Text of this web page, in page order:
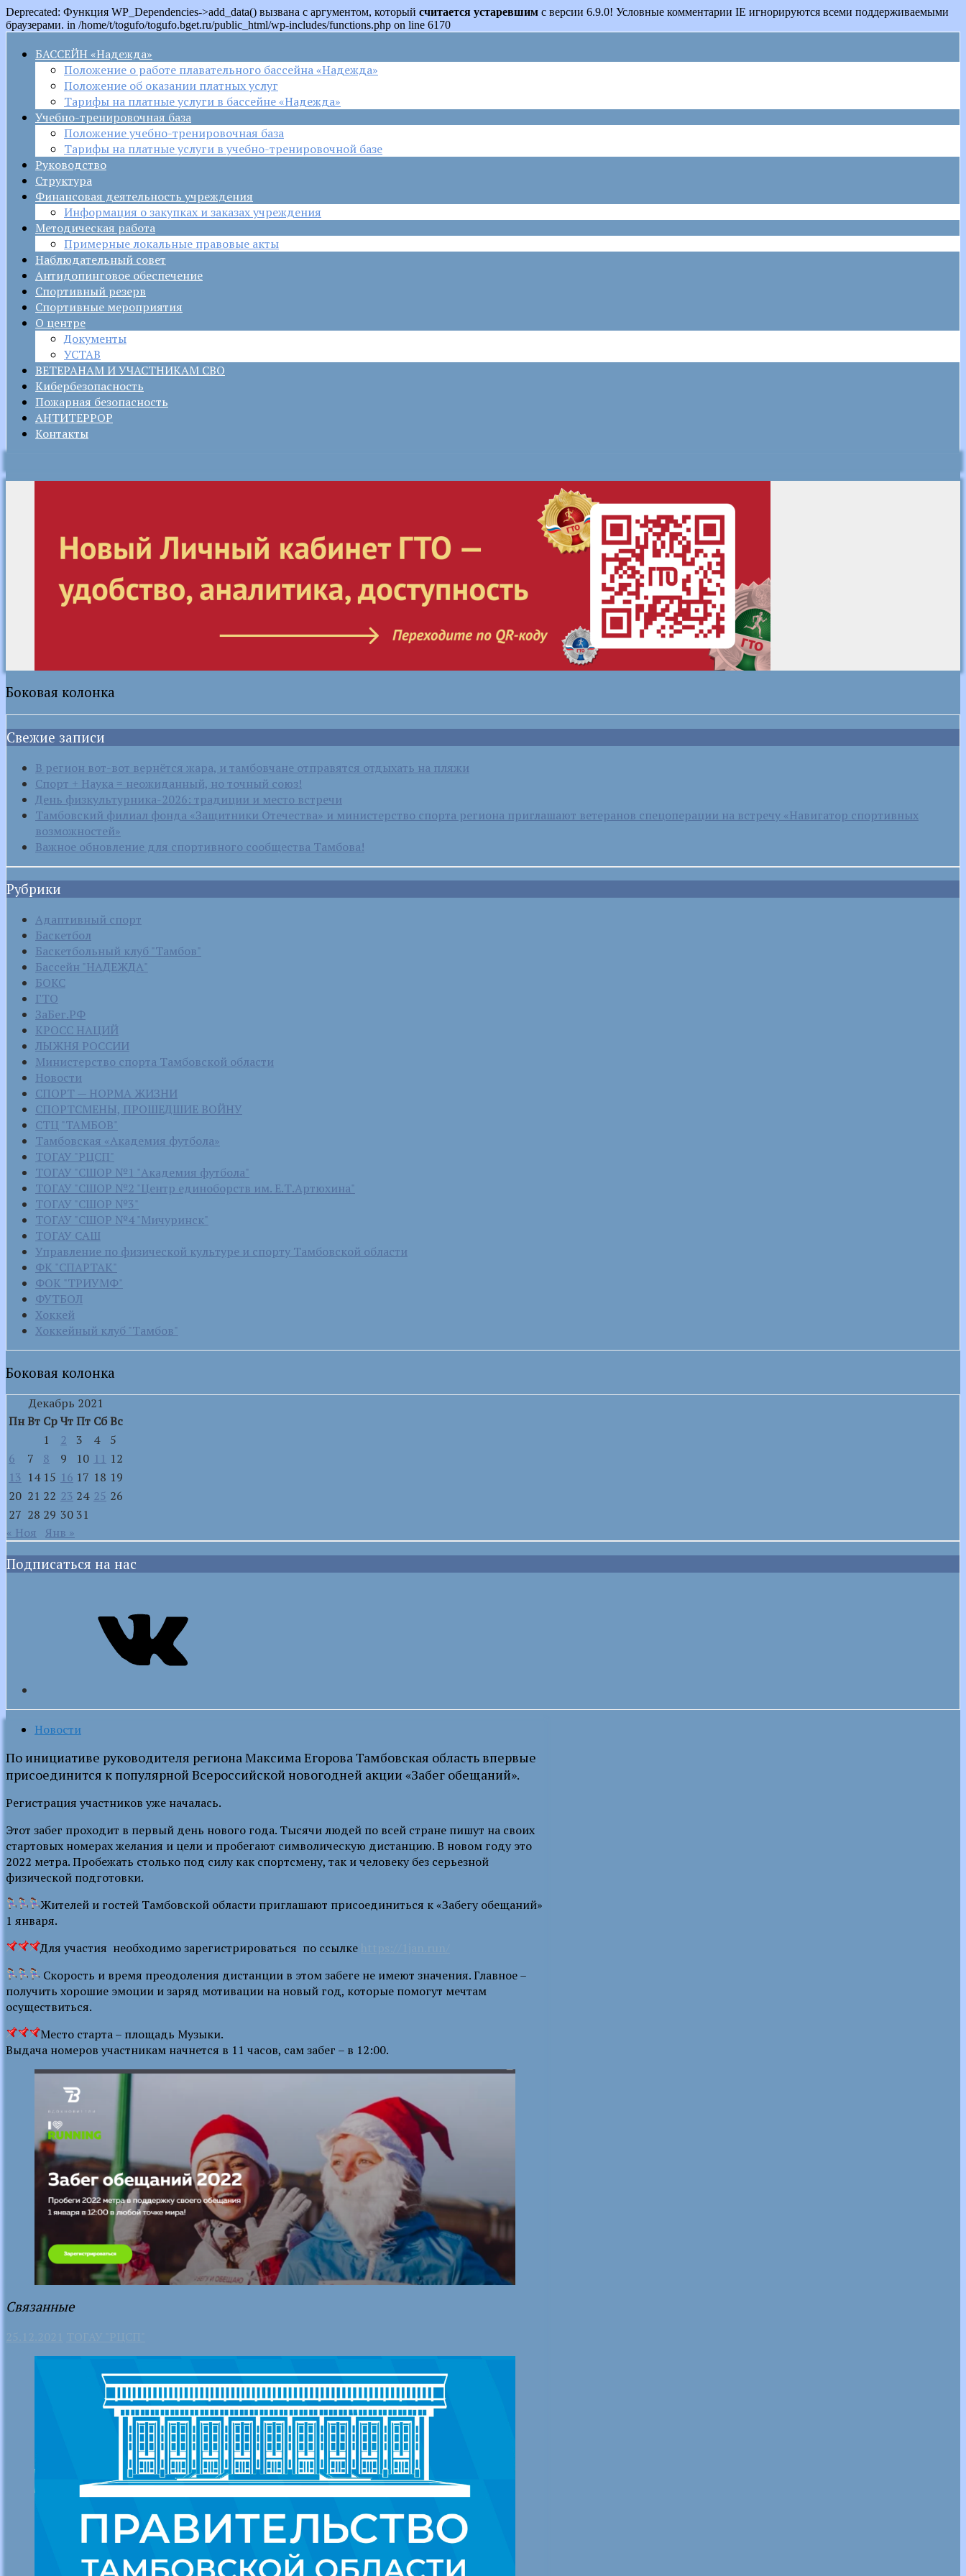
Deprecated: Функция WP_Dependencies->add_data() вызвана с аргументом, который считается устаревшим с версии 6.9.0! Условные комментарии IE игнорируются всеми поддерживаемыми
браузерами. in /home/t/togufo/togufo.bget.ru/public_html/wp-includes/functions.php on line 6170
БАССЕЙН «Надежда»
Положение о работе плавательного бассейна «Надежда»
Положение об оказании платных услуг
Тарифы на платные услуги в бассейне «Надежда»
Учебно-тренировочная база
Положение учебно-тренировочная база
Тарифы на платные услуги в учебно-тренировочной базе
Руководство
Структура
Финансовая деятельность учреждения
Информация о закупках и заказах учреждения
Методическая работа
Примерные локальные правовые акты
Наблюдательный совет
Антидопинговое обеспечение
Спортивный резерв
Спортивные мероприятия
О центре
Документы
УСТАВ
ВЕТЕРАНАМ И УЧАСТНИКАМ СВО
Кибербезопасность
Пожарная безопасность
АНТИТЕРРОР
Контакты
Боковая колонка
Свежие записи
В регион вот-вот вернётся жара, и тамбовчане отправятся отдыхать на пляжи
Спорт + Наука = неожиданный, но точный союз!
День физкультурника-2026: традиции и место встречи
Тамбовский филиал фонда «Защитники Отечества» и министерство спорта региона приглашают ветеранов спецоперации на встречу «Навигатор спортивных
возможностей»
Важное обновление для спортивного сообщества Тамбова!
Рубрики
Адаптивный спорт
Баскетбол
Баскетбольный клуб "Тамбов"
Бассейн "НАДЕЖДА"
БОКС
ГТО
ЗаБег.РФ
КРОСС НАЦИЙ
ЛЫЖНЯ РОССИИ
Министерство спорта Тамбовской области
Новости
СПОРТ — НОРМА ЖИЗНИ
СПОРТСМЕНЫ, ПРОШЕДШИЕ ВОЙНУ
СТЦ "ТАМБОВ"
Тамбовская «Академия футбола»
ТОГАУ "РЦСП"
ТОГАУ "СШОР №1 "Академия футбола"
ТОГАУ "СШОР №2 "Центр единоборств им. Е.Т.Артюхина"
ТОГАУ "СШОР №3"
ТОГАУ "СШОР №4 "Мичуринск"
ТОГАУ САШ
Управление по физической культуре и спорту Тамбовской области
ФК "СПАРТАК"
ФОК "ТРИУМФ"
ФУТБОЛ
Хоккей
Хоккейный клуб "Тамбов"
Боковая колонка
Декабрь 2021
ПнВт СрЧтПт СбВс
1
2 3 4
5
6
7 8 9 10 11 12
13 14 15 16 17 18 19
20 21 22 23 24 25 26
27 28 29 3031
« Ноя Янв »
Подписаться на нас
Новости
По инициативе руководителя региона Максима Егорова Тамбовская область впервые
присоединится к популярной Всероссийской новогодней акции «Забег обещаний».
Регистрация участников уже началась.
Этот забег проходит в первый день нового года. Тысячи людей по всей стране пишут на своих
стартовых номерах желания и цели и пробегают символическую дистанцию. В новом году это
2022 метра. Пробежать столько под силу как спортсмену, так и человеку без серьезной
физической подготовки.
Жителей и гостей Тамбовской области приглашают присоединиться к «Забегу обещаний»
1 января.
Для участия ​ необходимо зарегистрироваться ​ по ссылке https://1jan.run/
Скорость и время преодоления дистанции в этом забеге не имеют значения. Главное –
получить хорошие эмоции и заряд мотивации на новый год, которые помогут мечтам
осуществиться.
Место старта – площадь Музыки.
Выдача номеров участникам начнется в 11 часов, сам забег – в 12:00.
Связанные
25.12.2021 ТОГАУ "РЦСП"